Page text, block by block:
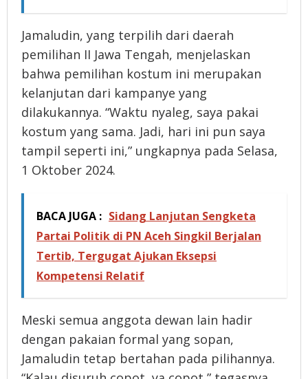
Jamaludin, yang terpilih dari daerah
pemilihan II Jawa Tengah, menjelaskan
bahwa pemilihan kostum ini merupakan
kelanjutan dari kampanye yang
dilakukannya. “Waktu nyaleg, saya pakai
kostum yang sama. Jadi, hari ini pun saya
tampil seperti ini,” ungkapnya pada Selasa,
1 Oktober 2024.
BACA JUGA : Sidang Lanjutan Sengketa
Partai Politik di PN Aceh Singkil Berjalan
Tertib, Tergugat Ajukan Eksepsi
Kompetensi Relatif
Meski semua anggota dewan lain hadir
dengan pakaian formal yang sopan,
Jamaludin tetap bertahan pada pilihannya.